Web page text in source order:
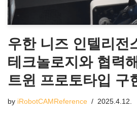
우한 니즈 인텔리전
테크놀로지와 협력
트윈 프로토타입 구
by iRobotCAMReference 2025.4.12.